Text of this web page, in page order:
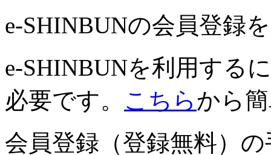
e-SHINBUNの会員登録
e-SHINBUNを利用する
必要です。 こちらから
会員登録（登録無料）